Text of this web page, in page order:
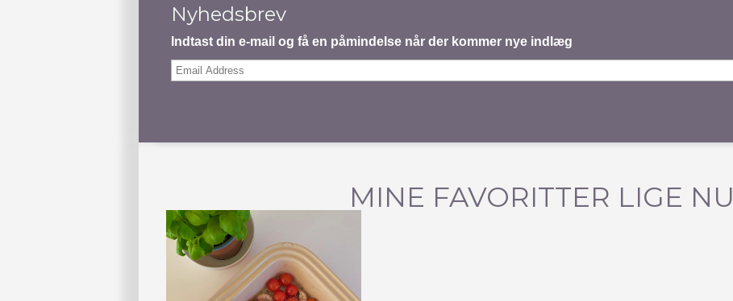
Nyhedsbrev
Indtast din e-mail og få en påmindelse når der kommer nye indlæg
Email
MINE FAVORITTER LIGE NU